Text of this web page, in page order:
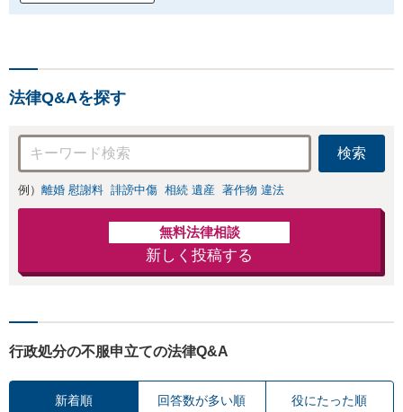
法律Q&Aを探す
検索
例） 離婚 慰謝料 誹謗中傷 相続 遺産 著作物 違法
無料法律相談
新しく投稿する
行政処分の不服申立ての法律Q&A
新着順 回答数が多い順 役にたった順